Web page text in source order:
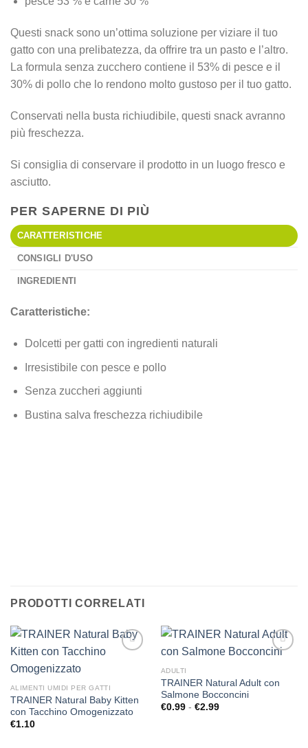
Questi snack sono un’ottima soluzione per viziare il tuo
gatto con una prelibatezza, da offrire tra un pasto e l’altro.
La formula senza zucchero contiene il 53% di pesce e il
30% di pollo che lo rendono molto gustoso per il tuo gatto.
Conservati nella busta richiudibile, questi snack avranno
più freschezza.
Si consiglia di conservare il prodotto in un luogo fresco e
asciutto.
PER SAPERNE DI PIÙ
CARATTERISTICHE
CONSIGLI D'USO
INGREDIENTI
Caratteristiche:
Dolcetti per gatti con ingredienti naturali
Irresistibile con pesce e pollo
Senza zuccheri aggiunti
Bustina salva freschezza richiudibile
PRODOTTI CORRELATI
Aggiungi
alla lista
dei
ALIMENTI UMIDI PER GATTI
TRAINER Natural Baby Kitten
con Tacchino Omogenizzato
€1.10
ADULTI
TRAINER Natural Adult con
Salmone Bocconcini
€0.99 - €2.99Fascia